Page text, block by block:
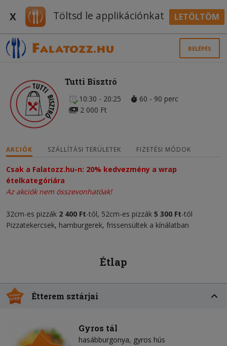
X Töltsd le applikációnkat LETÖLTÖM
BELÉPÉS
Tutti Bisztró
10:30 - 20:25
60 - 90 perc
2 000 Ft
AKCIÓK SZÁLLÍTÁSI TERÜLETEK FIZETÉSI MÓDOK
Csak a Falatozz.hu-n: 20% kedvezmény a wrap
ételkategóriára
Az akciók nem összevonhatóak!
32cm-es pizzák 2 400 Ft-tól, 52cm-es pizzák 5 300 Ft-tól
Pizzatekercsek, hamburgerek, frissensültek a kínálatban
Étlap
Étterem sztárjai
Gyros tál
hasábburgonya gyros hús